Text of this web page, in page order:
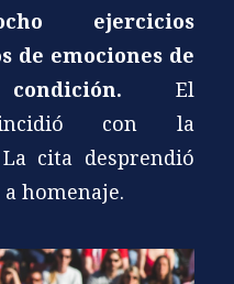
ejercicios
de emociones de
El
con la
cita desprendió
homenaje.